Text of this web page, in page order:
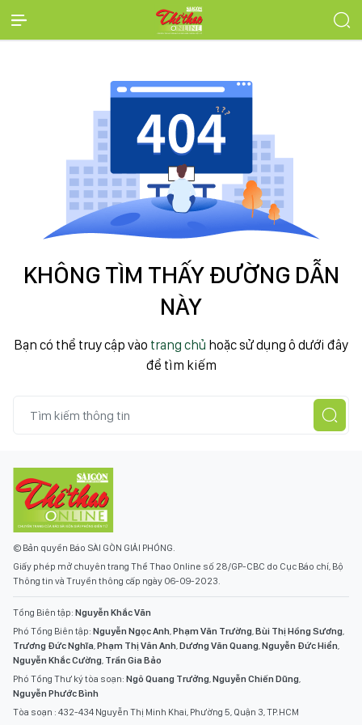
KHÔNG TÌM THẤY ĐƯỜNG DẪN
NÀY
Bạn có thể truy cập vào trang chủ hoặc sử dụng ô dưới đây
để tìm kiếm
© Bản quyền Báo SÀI GÒN GIẢI PHÓNG.
Giấy phép mở chuyên trang Thể Thao Online số 28/GP-CBC do Cục Báo chí, Bộ
Thông tin và Truyền thông cấp ngày 06-09-2023.
Tổng Biên tập: Nguyễn Khắc Văn
Phó Tổng Biên tập: Nguyễn Ngọc Anh,Phạm Văn Trường,Bùi Thị Hồng Sương,
Trương Đức Nghĩa,Phạm Thị Vân Anh,Dương Văn Quang,Nguyễn Đức Hiển,
Nguyễn Khắc Cường, Trần Gia Bảo
Phó Tổng Thư ký tòa soạn: Ngô Quang Trưởng,Nguyễn Chiến Dũng,
Nguyễn Phước Bình
Tòa soạn : 432-434 Nguyễn Thị Minh Khai, Phường 5, Quận 3, TP.HCM